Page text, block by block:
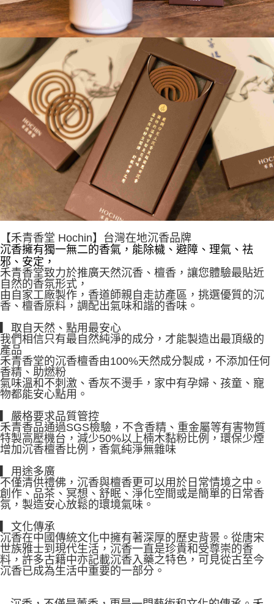
５．嚴禁一人註冊多個帳號或使用他人資訊註冊。若發現惡意使用之情形，
恩沛科技股份有限公司將有權停止該用戶之使用額度並採取法律行動。
貨到付款
每筆NT$180，滿NT$2,500(含以上)免運費
【禾青香堂 Hochin】台灣在地沉香品牌
沉香擁有獨一無二的香氣，能除檅、避障、理氣、祛
邪、安定，
禾青香堂致力於推廣天然沉香、檀香，讓您體驗最貼近
自然的香氛形式，
由自家工廠製作，香道師親自走訪產區，挑選優質的沉
香、檀香原料，調配出氣味和諧的香味。
▎取自天然、點用最安心
我們相信只有最自然純淨的成分，才能製造出最頂級的
產品
禾青香堂的沉香檀香由100%天然成分製成，不添加任何
香精、助燃粉
氣味溫和不刺激、香灰不燙手，家中有孕婦、孩童、寵
物都能安心點用。
▎嚴格要求品質管控
禾青香品通過SGS檢驗，不含香精、重金屬等有害物質
特製高壓機台，減少50%以上楠木黏粉比例，環保少煙
增加沉香檀香比例，香氣純淨無雜味
▎用途多廣
不僅清供禮佛，沉香與檀香更可以用於日常情境之中。
創作、品茶、冥想、舒眠、淨化空間或是簡單的日常香
氛，製造安心放鬆的環境氣味。
▎文化傳承
沉香在中國傳統文化中擁有著深厚的歷史背景。從唐宋
世族雅士到現代生活，沉香一直是珍貴和受尊崇的香
料，許多古籍中亦記載沉香入藥之特色，可見從古至今
沉香已成為生活中重要的一部分。